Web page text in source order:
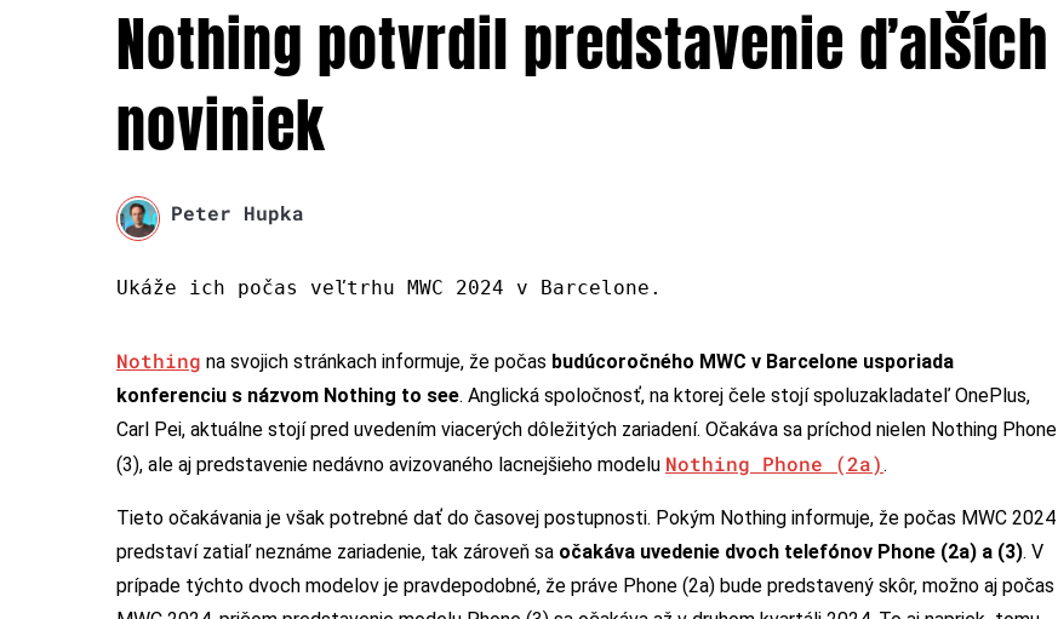
Nothing potvrdil predstavenie ďalších
noviniek
Peter Hupka
Ukáže ich počas veľtrhu MWC 2024 v Barcelone.
Nothing na svojich stránkach informuje, že počas budúcoročného MWC v Barcelone usporiada
konferenciu s názvom Nothing to see. Anglická spoločnosť, na ktorej čele stojí spoluzakladateľ OnePlus,
Carl Pei, aktuálne stojí pred uvedením viacerých dôležitých zariadení. Očakáva sa príchod nielen Nothing Phone
(3), ale aj predstavenie nedávno avizovaného lacnejšieho modelu Nothing Phone (2a) .
Tieto očakávania je však potrebné dať do časovej postupnosti. Pokým Nothing informuje, že počas MWC 2024
predstaví zatiaľ neznáme zariadenie, tak zároveň sa očakáva uvedenie dvoch telefónov Phone (2a) a (3). V
prípade týchto dvoch modelov je pravdepodobné, že práve Phone (2a) bude predstavený skôr, možno aj počas